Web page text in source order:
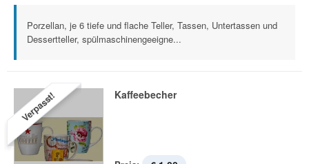
Porzellan, je 6 tiefe und flache Teller, Tassen, Untertassen und
Dessertteller, spülmaschinengeeigne...
Verpasst! Kaffeebecher